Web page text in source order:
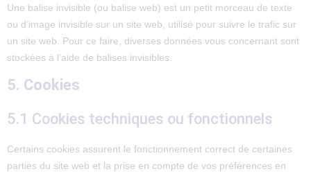
Une balise invisible (ou balise web) est un petit morceau de texte
ou d’image invisible sur un site web, utilisé pour suivre le trafic sur
un site web. Pour ce faire, diverses données vous concernant sont
stockées à l’aide de balises invisibles.
5. Cookies
5.1 Cookies techniques ou fonctionnels
Certains cookies assurent le fonctionnement correct de certaines
parties du site web et la prise en compte de vos préférences en